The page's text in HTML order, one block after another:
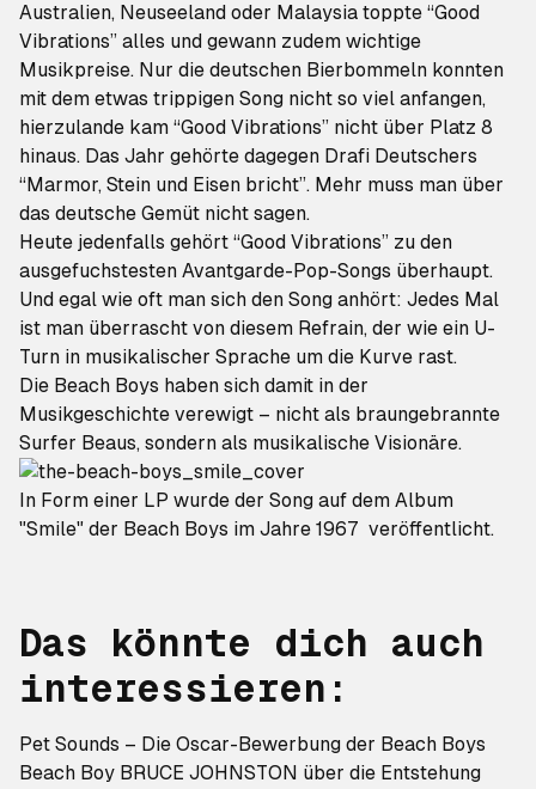
Australien, Neuseeland oder Malaysia toppte “Good
Vibrations” alles und gewann zudem wichtige
Musikpreise. Nur die deutschen Bierbommeln konnten
mit dem etwas trippigen Song nicht so viel anfangen,
hierzulande kam “Good Vibrations” nicht über Platz 8
hinaus. Das Jahr gehörte dagegen Drafi Deutschers
“Marmor, Stein und Eisen bricht”. Mehr muss man über
das deutsche Gemüt nicht sagen.
Heute jedenfalls gehört “Good Vibrations” zu den
ausgefuchstesten Avantgarde-Pop-Songs überhaupt.
Und egal wie oft man sich den Song anhört: Jedes Mal
ist man überrascht von diesem Refrain, der wie ein U-
Turn in musikalischer Sprache um die Kurve rast.
Die Beach Boys haben sich damit in der
Musikgeschichte verewigt – nicht als braungebrannte
Surfer Beaus, sondern als musikalische Visionäre.
In Form einer LP wurde der Song auf dem Album
"Smile" der Beach Boys im Jahre 1967 veröffentlicht.
Das könnte dich auch
interessieren:
Pet Sounds – Die Oscar-Bewerbung der Beach Boys
Beach Boy BRUCE JOHNSTON über die Entstehung